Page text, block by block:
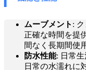
ムーブメント :
正確な時間を提
間なく長期間使
防水性能: 日常
日常の水濡れに